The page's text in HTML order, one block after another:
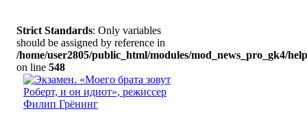
Strict Standards: Only variables
should be assigned by reference in
/home/user2805/public_html/modules/mod_news_pro_gk4/
on line 548